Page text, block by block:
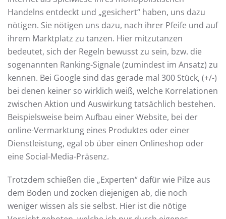
Handelns entdeckt und „gesichert“ haben, uns dazu
nötigen. Sie nötigen uns dazu, nach ihrer Pfeife und auf
ihrem Marktplatz zu tanzen. Hier mitzutanzen
bedeutet, sich der Regeln bewusst zu sein, bzw. die
sogenannten Ranking-Signale (zumindest im Ansatz) zu
kennen. Bei Google sind das gerade mal 300 Stück, (+/-)
bei denen keiner so wirklich weiß, welche Korrelationen
zwischen Aktion und Auswirkung tatsächlich bestehen.
Beispielsweise beim Aufbau einer Website, bei der
online-Vermarktung eines Produktes oder einer
Dienstleistung, egal ob über einen Onlineshop oder
eine Social-Media-Präsenz.
Trotzdem schießen die „Experten“ dafür wie Pilze aus
dem Boden und zocken diejenigen ab, die noch
weniger wissen als sie selbst. Hier ist die nötige